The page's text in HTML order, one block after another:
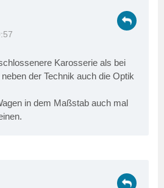
Karosserie als bei
der Technik auch die Optik
in dem Maßstab auch mal